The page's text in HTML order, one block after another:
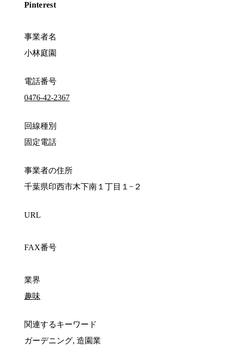
Pinterest
事業者名
小林庭園
電話番号
0476-42-2367
回線種別
固定電話
事業者の住所
千葉県印西市木下南１丁目１−２
URL
FAX番号
業界
趣味
関連するキーワード
ガーデニング, 造園業